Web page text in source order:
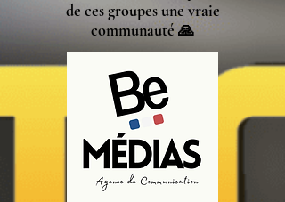
de ces groupes une vraie
communauté 🙏